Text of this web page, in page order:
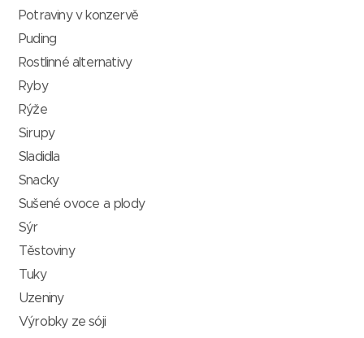
Potraviny v konzervě
Puding
Rostlinné alternativy
Ryby
Rýže
Sirupy
Sladidla
Snacky
Sušené ovoce a plody
Sýr
Těstoviny
Tuky
Uzeniny
Výrobky ze sóji